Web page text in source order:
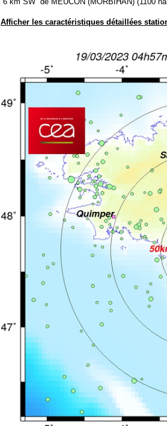
Afficher les caractéristiques détaillées